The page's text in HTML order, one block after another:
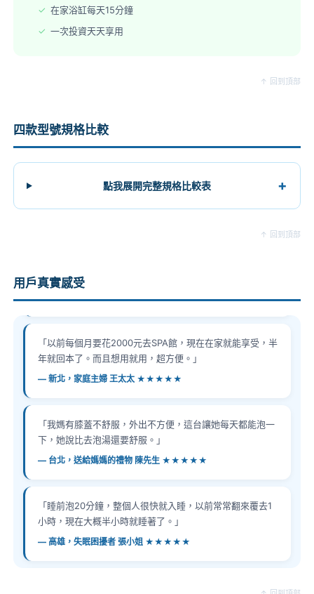
在家浴缸每天15分鐘
一次投資天天享用
↑ 回到頂部
四款型號規格比較
點我展開完整規格比較表
↑ 回到頂部
用戶真實感受
— 台中，上班族 林小姐 ★★★★★
年就回本了。而且想用就用，超方便。」
下，她說比去泡湯還要舒服。」
小時，現在大概半小時就睡著了。」